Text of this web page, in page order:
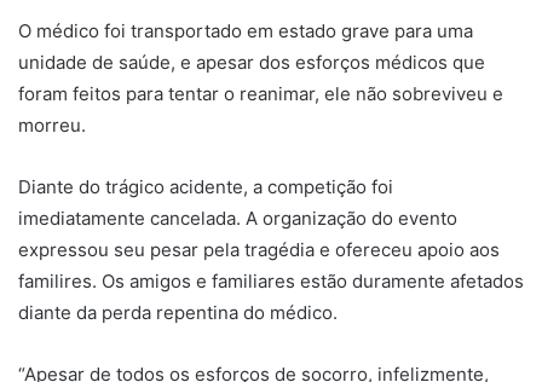
O médico foi transportado em estado grave para uma
unidade de saúde, e apesar dos esforços médicos que
foram feitos para tentar o reanimar, ele não sobreviveu e
morreu.
Diante do trágico acidente, a competição foi
imediatamente cancelada. A organização do evento
expressou seu pesar pela tragédia e ofereceu apoio aos
familires. Os amigos e familiares estão duramente afetados
diante da perda repentina do médico.
“Apesar de todos os esforços de socorro, infelizmente,